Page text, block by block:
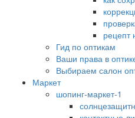
рецепт
Гид по оптикам
Ваши права в
Выбираем салон
Маркет
шопинг-маркет-1